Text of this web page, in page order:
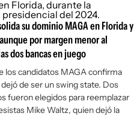
y Empresas
y Espectáculos
su dominio MAGA en Florida y
por margen menor al
dos bancas en juego
los candidatos MAGA confirma
de ser un swing state. Dos
fueron elegidos para reemplazar
Mike Waltz, quien dejó la